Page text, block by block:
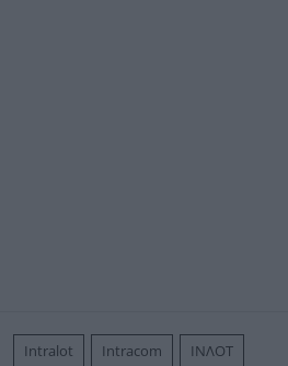
Intralot Intracom ΙΝΛΟΤ